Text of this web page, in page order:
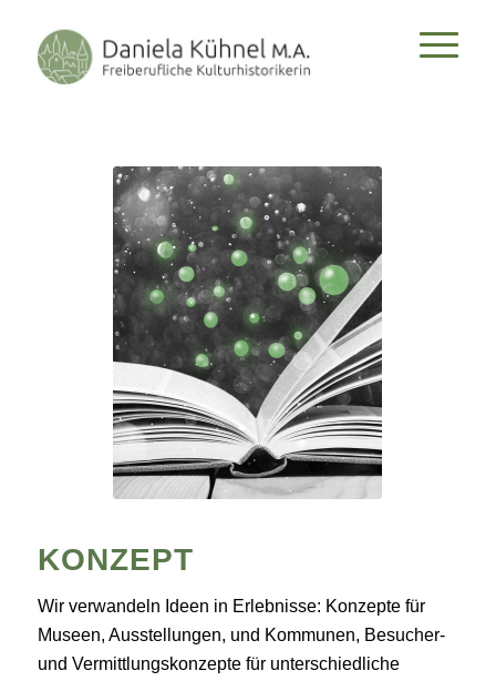
KONZEPT
Wir verwandeln Ideen in Erlebnisse: Konzepte für
Museen, Ausstellungen, und Kommunen, Besucher-
und Vermittlungskonzepte für unterschiedliche